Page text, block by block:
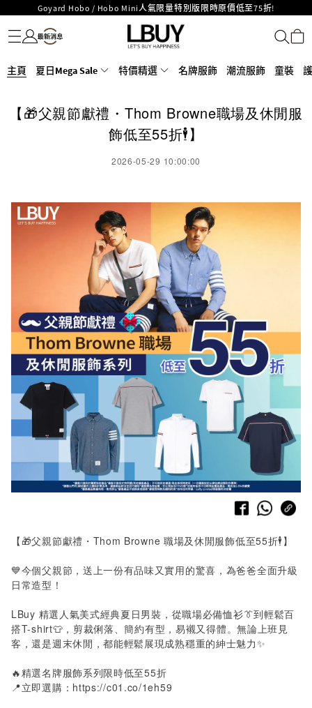
Goyard Hobo / Hobo Mini人氣限量特別版限時原價低至75折!
LBuy呈獻 - Hermès 及 Chanel 手袋及首飾原價低至6折，立即入手!
LBuy Nintendo Switch / Nintendo Switch 2 正規商品零售店登陸MOKO 4樓
重要通告：銀行轉帳及轉數快付款注意事項
LBuy MEGA SALE 精選名牌手袋及小皮具低至6折
名牌服飾
潮流服飾
童裝
護膚美妝
香水香薰
個人護理
母嬰護理
遊戲及精品玩具
文儀用品
家居生活
電子產品
美食
醫藥保健
運動與戶外用品
主頁 夏日Mega Sale 特價精選 名牌服飾 潮流服飾 童裝
【🎁父親節獻禮・Thom Browne職場及休閒服
飾低至55折🕴️】
2026-05-29 10:00:00
【🎁父親節獻禮・Thom Browne 職場及休閒服飾低至55折🕴️】
💙今個父親節，送上一份有品味又實用的驚喜，為爸爸全面升級
日常造型！
LBuy 精選人氣美式經典夏日男裝，從職場必備恤衫👔到輕鬆百
搭T-shirt👕，剪裁俐落、簡約有型，易襯又得體。無論上班見
客，還是週末休閒，都能輕鬆展現成熟穩重的紳士魅力✨
🔥精選名牌服飾系列限時低至55折
📍立即選購： https://c01.co/1eh59